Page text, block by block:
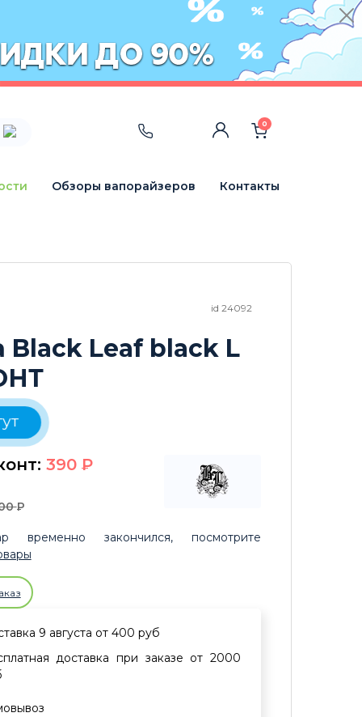
0
Обзоры вапорайзеров Контакты
id 24092
Black Leaf black L
390 P
P
временно закончился, посмотрите
9 августа от 400 руб
доставка при заказе от 2000